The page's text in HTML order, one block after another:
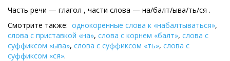
Часть речи — глагол , части слова — на/балт/ыва/ть/ся .
Смотрите также: однокоренные слова к «набалтываться»,
слова с приставкой «на», слова с корнем «балт», слова с
суффиксом «ыва», слова с суффиксом «ть», слова с
суффиксом «ся».